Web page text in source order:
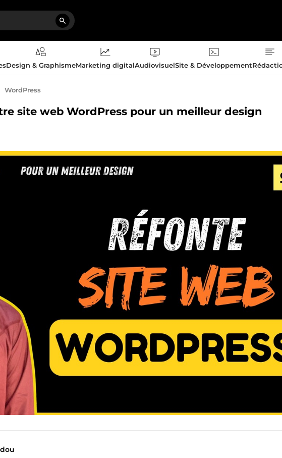
Design & GraphismeMarketing digitalAudiovisuelSite & Développement
WordPress
site web WordPress pour un meilleur design